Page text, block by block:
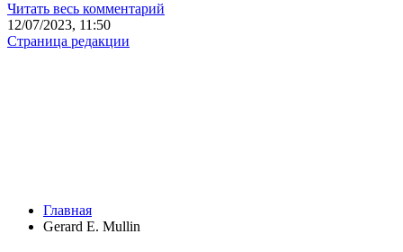
Читать весь комментарий
12/07/2023, 11:50
Страница редакции
Главная
Gerard E. Mullin